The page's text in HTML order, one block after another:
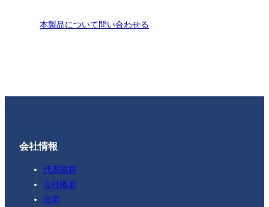
本製品について問い合わせる
会社情報
代表挨拶
会社概要
沿革